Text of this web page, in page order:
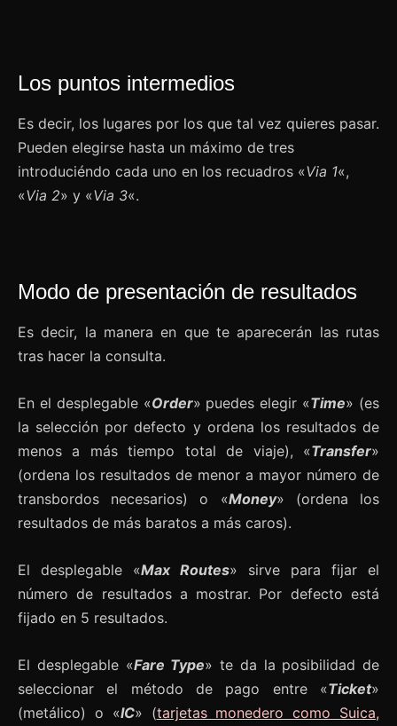
Los puntos intermedios
Es decir, los lugares por los que tal vez quieres pasar.
Pueden elegirse hasta un máximo de tres
introduciéndo cada uno en los recuadros «Via 1«,
«Via 2» y «Via 3«.
Modo de presentación de resultados
Es decir, la manera en que te aparecerán las rutas
tras hacer la consulta.
En el desplegable «Order» puedes elegir «Time» (es
la selección por defecto y ordena los resultados de
menos a más tiempo total de viaje), «Transfer»
(ordena los resultados de menor a mayor número de
transbordos necesarios) o «Money» (ordena los
resultados de más baratos a más caros).
El desplegable «Max Routes» sirve para fijar el
número de resultados a mostrar. Por defecto está
fijado en 5 resultados.
El desplegable «Fare Type» te da la posibilidad de
seleccionar el método de pago entre «Ticket»
(metálico) o «IC» (tarjetas monedero como Suica,